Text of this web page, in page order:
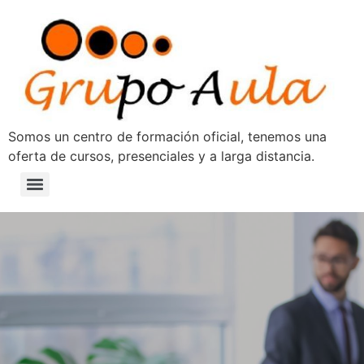
Somos un centro de formación oficial, tenemos una
oferta de cursos, presenciales y a larga distancia.